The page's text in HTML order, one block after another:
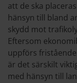
att de ska
hänsyn till bland
skydd mot
Eftersom
uppförs
är det särskilt
med hänsyn till